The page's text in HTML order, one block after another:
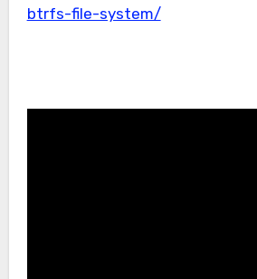
btrfs-file-system/